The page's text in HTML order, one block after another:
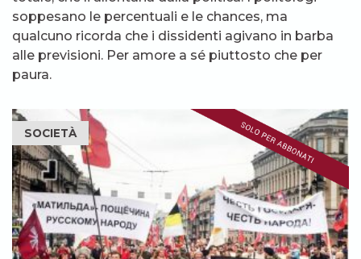
soppesano le percentuali e le chances, ma
qualcuno ricorda che i dissidenti agivano in barba
alle previsioni. Per amore a sé piuttosto che per
paura.
SOCIETÀ